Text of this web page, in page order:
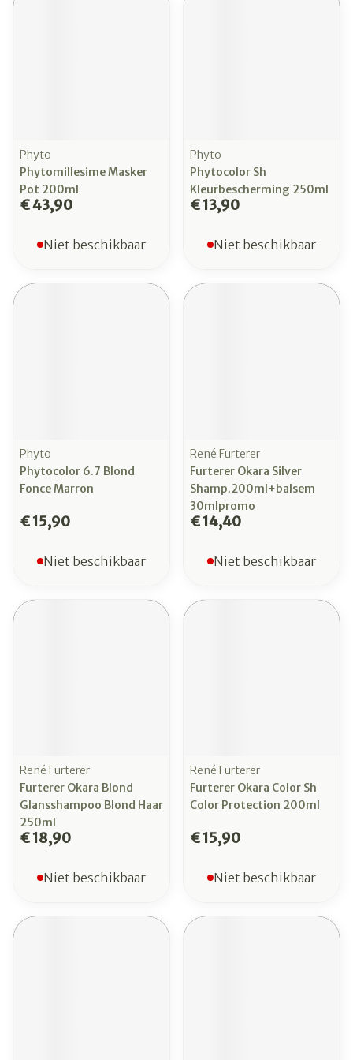
Phyto
Phytomillesime Masker
Pot 200ml
€ 43,90
Niet beschikbaar
Phyto
Phytocolor Sh
Kleurbescherming 250ml
€ 13,90
Niet beschikbaar
Phyto
Phytocolor 6.7 Blond
Fonce Marron
€ 15,90
Niet beschikbaar
René Furterer
Furterer Okara Silver
Shamp.200ml+balsem
30mlpromo
€ 14,40
Niet beschikbaar
René Furterer
Furterer Okara Blond
Glansshampoo Blond Haar
250ml
€ 18,90
Niet beschikbaar
René Furterer
Furterer Okara Color Sh
Color Protection 200ml
€ 15,90
Niet beschikbaar